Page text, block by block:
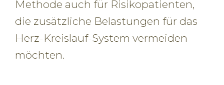
Methode auch für Risikopatienten,
die zusätzliche Belastungen für das
Herz-Kreislauf-System vermeiden
möchten.